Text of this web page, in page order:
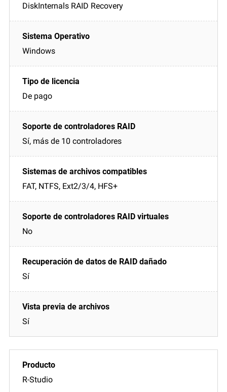
DiskInternals RAID Recovery
Windows
De pago
Sí, más de 10 controladores
FAT, NTFS, Ext2/3/4, HFS+
No
Sí
Sí
R-Studio